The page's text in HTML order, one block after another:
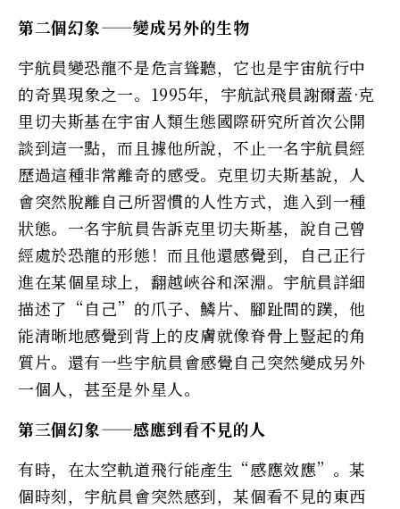
第二個幻象——變成另外的生物
宇航員變恐龍不是危言聳聽，它也是宇宙航行中
的奇異現象之一。1995年，宇航試飛員謝爾蓋·克
里切夫斯基在宇宙人類生態國際研究所首次公開
談到這一點，而且據他所說，不止一名宇航員經
歷過這種非常離奇的感受。克里切夫斯基說，人
會突然脫離自己所習慣的人性方式，進入到一種
狀態。一名宇航員告訴克里切夫斯基，說自己曾
經處於恐龍的形態！而且他還感覺到，自己正行
進在某個星球上，翻越峽谷和深淵。宇航員詳細
描述了“自己”的爪子、鱗片、腳趾間的蹼，他
能清晰地感覺到背上的皮膚就像脊骨上豎起的角
質片。還有一些宇航員會感覺自己突然變成另外
一個人，甚至是外星人。
第三個幻象——感應到看不見的人
有時，在太空軌道飛行能產生“感應效應”。某
個時刻，宇航員會突然感到，某個看不見的東西